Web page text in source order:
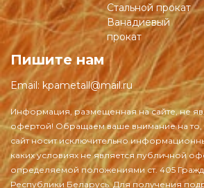
Стальной прокат
Ванадиевый
прокат
Пишите нам
Email: kpametall@mail.ru